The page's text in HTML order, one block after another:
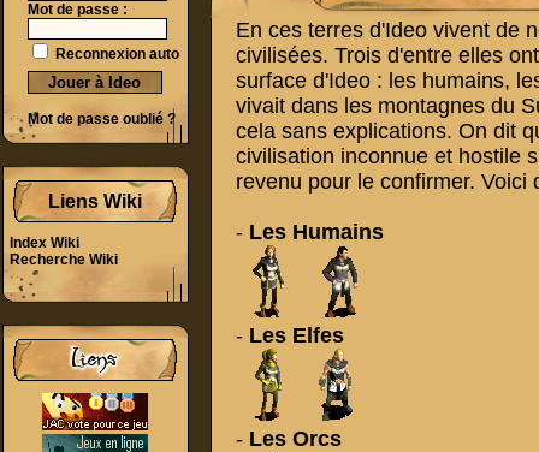
Mot de passe :
Reconnexion auto
Mot de passe oublié ?
Liens Wiki
Index Wiki
Recherche Wiki
En ces terres d'Ideo vivent de
civilisées. Trois d'entre elles
surface d'Ideo : les humains,
vivait dans les montagnes du
cela sans explications. On dit
civilisation inconnue et hostile
revenu pour le confirmer.
- Les Humains
- Les Elfes
- Les Orcs